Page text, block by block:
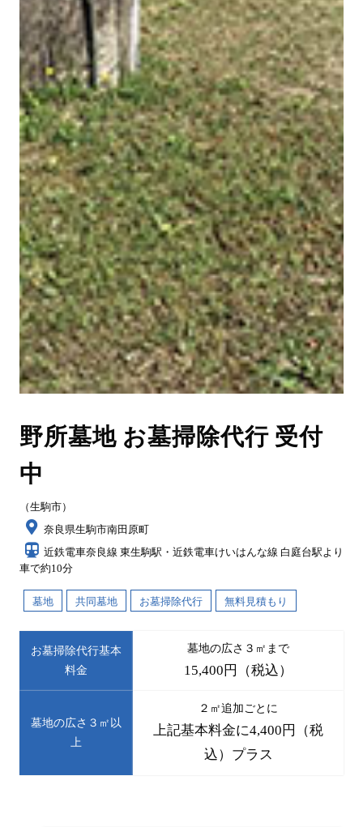
野所墓地 お墓掃除代行 受付
中
（生駒市）
奈良県生駒市南田原町
近鉄電車奈良線 東生駒駅・近鉄電車けいはんな線 白庭台駅より
車で約10分
墓地 共同墓地 お墓掃除代行 無料見積もり
お墓掃除代行基本
料金
墓地の広さ３㎡まで
15,400円（税込）
墓地の広さ３㎡以
上
２㎡追加ごとに
上記基本料金に4,400円（税
込）プラス